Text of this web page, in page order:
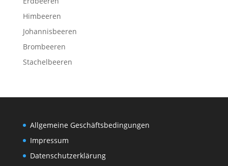
Himbeeren
Johannisbeeren
Brombeeren
Stachelbeeren
Allgemeine Geschäftsbedingungen
Impressum
Datenschutzerklärung